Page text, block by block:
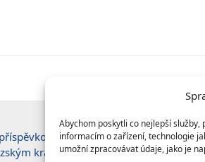
Abychom poskytli co nejlepší
informacím o zařízení, technologie
umožní zpracovávat údaje, jako je
krajem.